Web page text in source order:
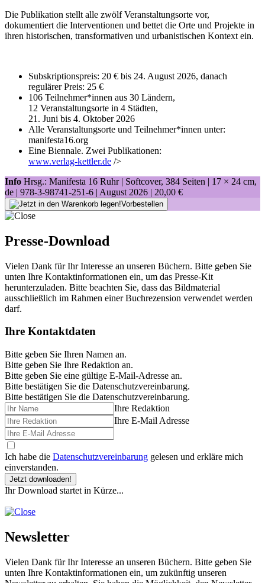
Die Publikation stellt alle zwölf Veranstaltungsorte vor,
dokumentiert die Interventionen und bettet die Orte und Projekte in
ihren historischen, transformativen und urbanistischen Kontext ein.
Subskriptionspreis: 20 € bis 24. August 2026, danach
regulärer Preis: 25 €
106 Teilnehmer*innen aus 30 Ländern,
12 Veranstaltungsorte in 4 Städten,
21. Juni bis 4. Oktober 2026
Alle Veranstaltungsorte und Teilnehmer*innen unter:
manifesta16.org
Eine Biennale. Zwei Publikationen:
www.verlag-kettler.de />
Info Hrsg.: Manifesta 16 Ruhr | Softcover, 384 Seiten | 17 × 24 cm,
de | 978-3-98741-251-6 | August 2026 | 20,00 €
Vorbestellen
Presse-Download
Vielen Dank für Ihr Interesse an unseren Büchern. Bitte geben Sie
unten Ihre Kontaktinformationen ein, um das Presse-Kit
herunterzuladen. Bitte beachten Sie, dass das Bildmaterial
ausschließlich im Rahmen einer Buchrezension verwendet werden
darf.
Ihre Kontaktdaten
Bitte geben Sie Ihren Namen an.
Bitte geben Sie Ihre Redaktion an.
Bitte geben Sie eine gültige E-Mail-Adresse an.
Bitte bestätigen Sie die Datenschutzvereinbarung.
Bitte bestätigen Sie die Datenschutzvereinbarung.
Ihre Redaktion
Ihre E-Mail Adresse
Ich habe die Datenschutzvereinbarung gelesen und erkläre mich
einverstanden.
Jetzt downloaden!
Ihr Download startet in Kürze...
Newsletter
Vielen Dank für Ihr Interesse an unseren Büchern. Bitte geben Sie
unten Ihre Kontaktinformationen ein, um zukünftig unseren